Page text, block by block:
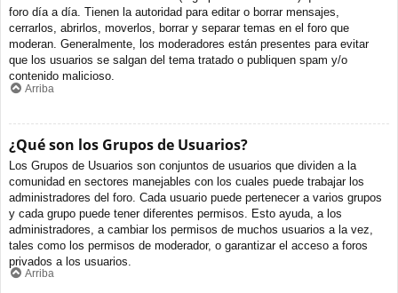
foro día a día. Tienen la autoridad para editar o borrar mensajes,
cerrarlos, abrirlos, moverlos, borrar y separar temas en el foro que
moderan. Generalmente, los moderadores están presentes para evitar
que los usuarios se salgan del tema tratado o publiquen spam y/o
contenido malicioso.
Arriba
¿Qué son los Grupos de Usuarios?
Los Grupos de Usuarios son conjuntos de usuarios que dividen a la
comunidad en sectores manejables con los cuales puede trabajar los
administradores del foro. Cada usuario puede pertenecer a varios grupos
y cada grupo puede tener diferentes permisos. Esto ayuda, a los
administradores, a cambiar los permisos de muchos usuarios a la vez,
tales como los permisos de moderador, o garantizar el acceso a foros
privados a los usuarios.
Arriba